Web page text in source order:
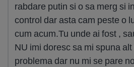
rabdare putin si o sa merg si
control dar asta cam peste o
cum acum.Tu unde ai fost ,
NU imi doresc sa mi spuna
problema dar nu mi se pare